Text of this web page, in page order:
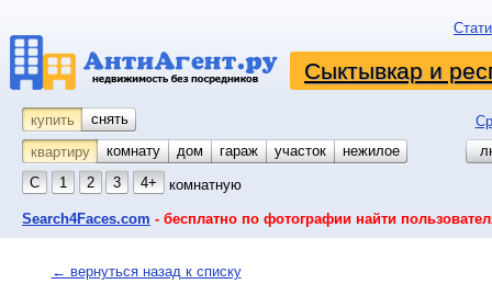
Сыктывкар и
купить снять
квартиру
комнату койко-место
дом гараж участок
нежилое
С
1 2 3 4+ комнатную
Search4Faces.com - бесплатно по фотографии найти
← вернуться назад к списку